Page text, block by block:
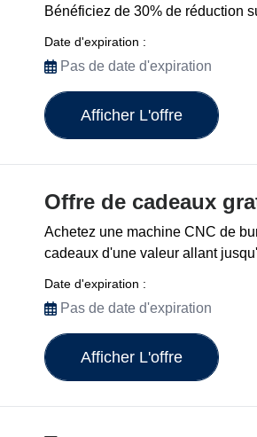
Bénéficiez de 30% de réduction
Date d'expiration :
Pas de date d'expiration
Afficher L'offre
Offre de cadeaux
Achetez une machine CNC de
cadeaux d'une valeur allant
Date d'expiration :
Pas de date d'expiration
Afficher L'offre